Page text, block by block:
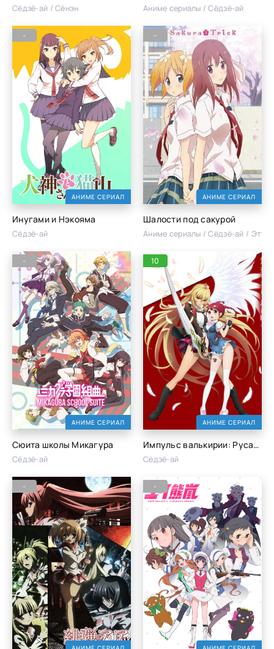
Сёдзё-ай / Сёнэн Аниме сериалы / Сёдзё-ай
АНИМЕ СЕРИАЛ
-
Инугами и Нэкояма
Сёдзё-ай
АНИМЕ СЕРИАЛ
-
Шалости под сакурой
Аниме сериалы / Сёдзё-ай / Этти
АНИМЕ СЕРИАЛ
-
Сюита школы Микагура
Сёдзё-ай
АНИМЕ СЕРИАЛ
10
Импульс валькирии: Русалочка
Сёдзё-ай
- -